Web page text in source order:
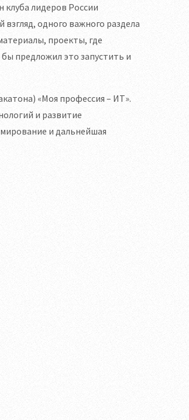
клуба лидеров России
одного важного раздела
проекты, где
предложил это запустить и
«Моя профессия – ИТ».
и развитие
и дальнейшая